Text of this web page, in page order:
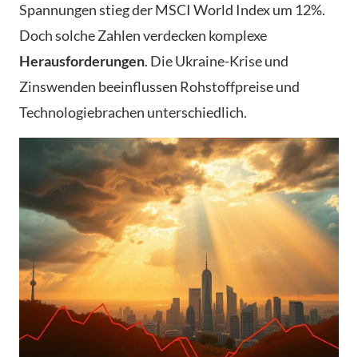
Spannungen stieg der MSCI World Index um 12%.
Doch solche Zahlen verdecken komplexe
Herausforderungen. Die Ukraine-Krise und
Zinswenden beeinflussen Rohstoffpreise und
Technologiebrachen unterschiedlich.